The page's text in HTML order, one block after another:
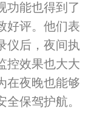
功能也得到了
好评。他们表
仪后，夜间执
控效果也大大
在夜晚也能够
保驾护航。